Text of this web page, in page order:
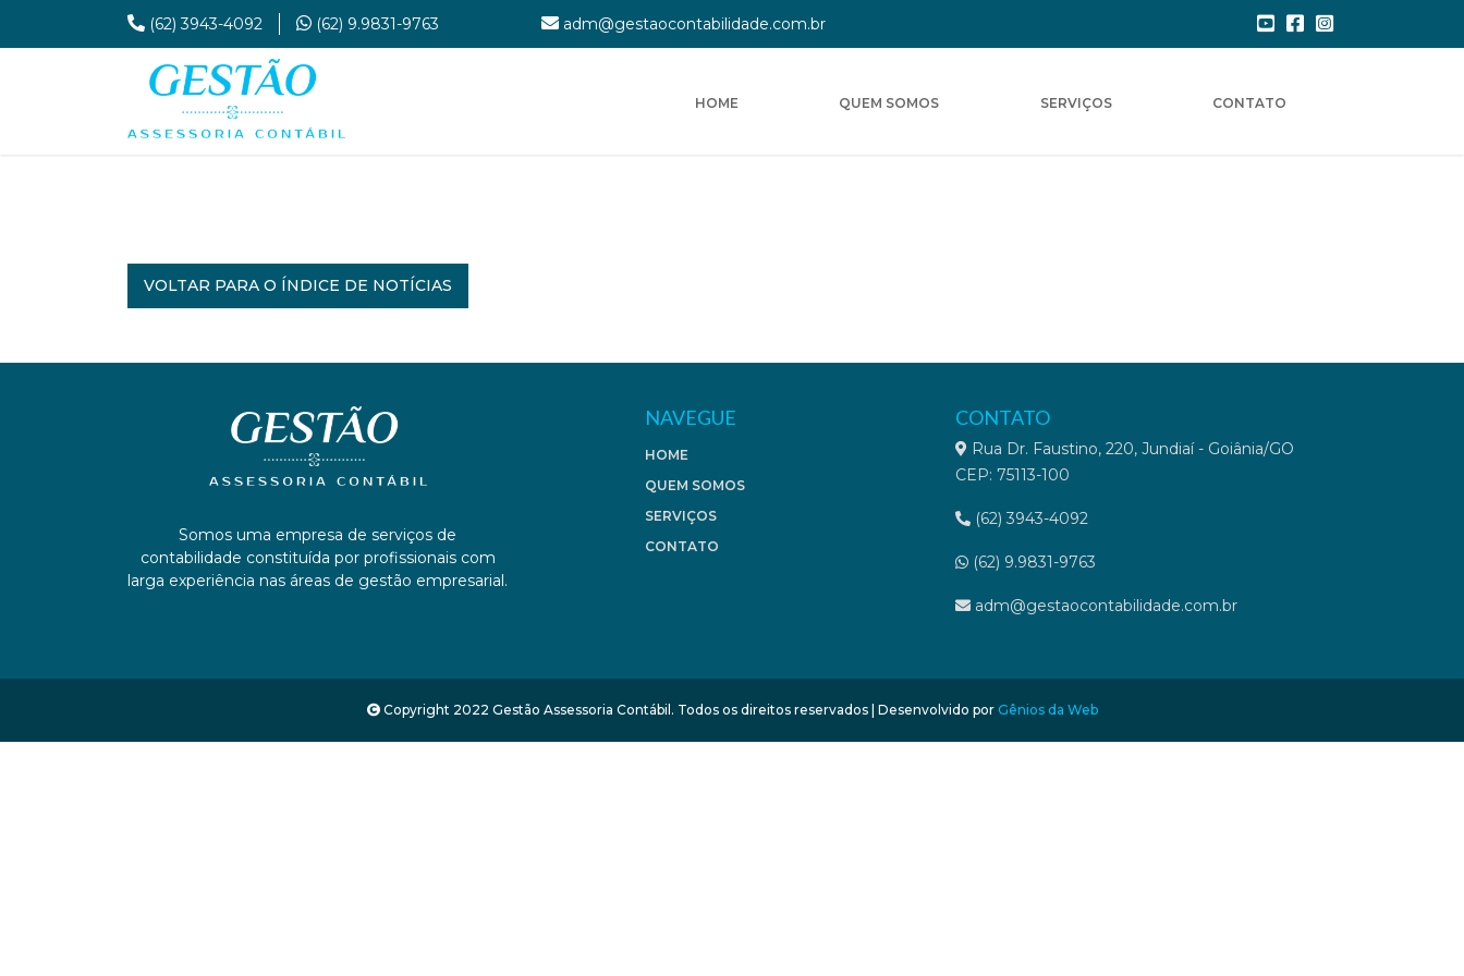
(62) 3943-4092 (62) 9.9831-9763 adm@gestaocontabilidade.com.br
HOME QUEM SOMOS SERVIÇOS CONTATO
VOLTAR PARA O ÍNDICE DE NOTÍCIAS
Somos uma empresa de serviços de
contabilidade constituída por profissionais com
larga experiência nas áreas de gestão empresarial.
NAVEGUE
HOME
QUEM SOMOS
SERVIÇOS
CONTATO
CONTATO
Rua Dr. Faustino, 220, Jundiaí - Goiânia/GO
CEP: 75113-100
(62) 3943-4092
(62) 9.9831-9763
adm@gestaocontabilidade.com.br
Copyright 2022 Gestão Assessoria Contábil. Todos os direitos reservados | Desenvolvido por Gênios da Web